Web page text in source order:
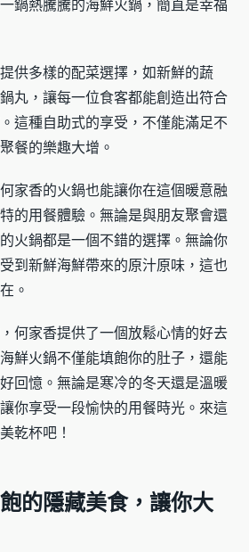
鍋熱騰騰的海鮮火鍋，簡直是幸福
供多樣的配菜選擇，如新鮮的蔬
丸，讓每一位食客都能創造出符合
這種自助式的享受，不僅能滿足不
餐的樂趣大增。
家香的火鍋也能讓你在這個暖意融
的用餐體驗。無論是與朋友聚會還
火鍋都是一個不錯的選擇。無論你
到新鮮海鮮帶來的原汁原味，這也
。
何家香提供了一個放鬆心情的好去
鮮火鍋不僅能填飽你的肚子，還能
回憶。無論是寒冷的冬天還是溫暖
你享受一段愉快的用餐時光。來這
乾杯吧！
的隱藏美食，讓你大